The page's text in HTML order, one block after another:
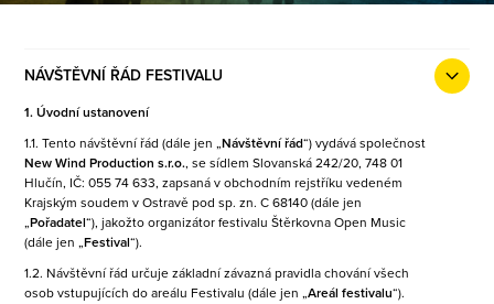
NÁVŠTĚVNÍ ŘÁD FESTIVALU
1. Úvodní ustanovení
1.1. Tento návštěvní řád (dále jen „Návštěvní řád“) vydává společnost
New Wind Production s.r.o., se sídlem Slovanská 242/20, 748 01
Hlučín, IČ: 055 74 633, zapsaná v obchodním rejstříku vedeném
Krajským soudem v Ostravě pod sp. zn. C 68140 (dále jen
„Pořadatel“), jakožto organizátor festivalu Štěrkovna Open Music
(dále jen „Festival“).
1.2. Návštěvní řád určuje základní závazná pravidla chování všech
osob vstupujících do areálu Festivalu (dále jen „Areál festivalu“).